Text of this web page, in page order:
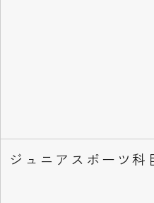
ジュニアスポーツ科